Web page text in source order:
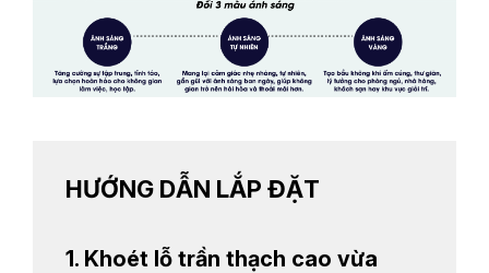
HƯỚNG DẪN LẮP ĐẶT
1. Khoét lỗ trần thạch cao vừa